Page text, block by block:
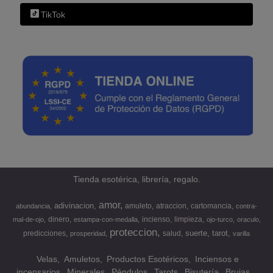
TikTok
Tienda esotérica, librería, regalo.
abundancia adivinacion amor amuleto atraccion cartomancia
contra-
mal-de-ojo
dinero estampa-con-medalla incienso limpieza ojo-turco oraculo
predicciones prosperidad proteccion salud suerte tarot varilla
Velas Amuletos Productos Esotéricos
Inciensos e